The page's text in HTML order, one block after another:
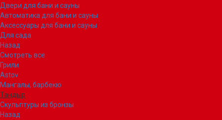
Двери для бани и сауны
Автоматика для бани и сауны
Аксессуары для бани и сауны
Для сада
Назад
Смотреть все
Грили
Astov
Мангалы, барбекю
Тандыр
Скульптуры из бронзы
Назад